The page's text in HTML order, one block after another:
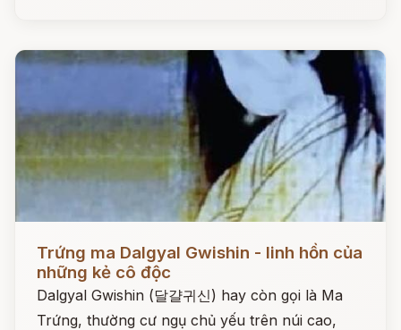
Trứng ma Dalgyal Gwishin - linh hồn của
những kẻ cô độc
Dalgyal Gwishin (달걀귀신) hay còn gọi là Ma
Trứng, thường cư ngụ chủ yếu trên núi cao,